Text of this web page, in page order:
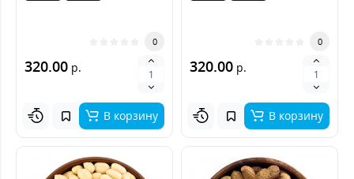
0
320.00 р.
В корзину
0
320.00 р.
В корзину